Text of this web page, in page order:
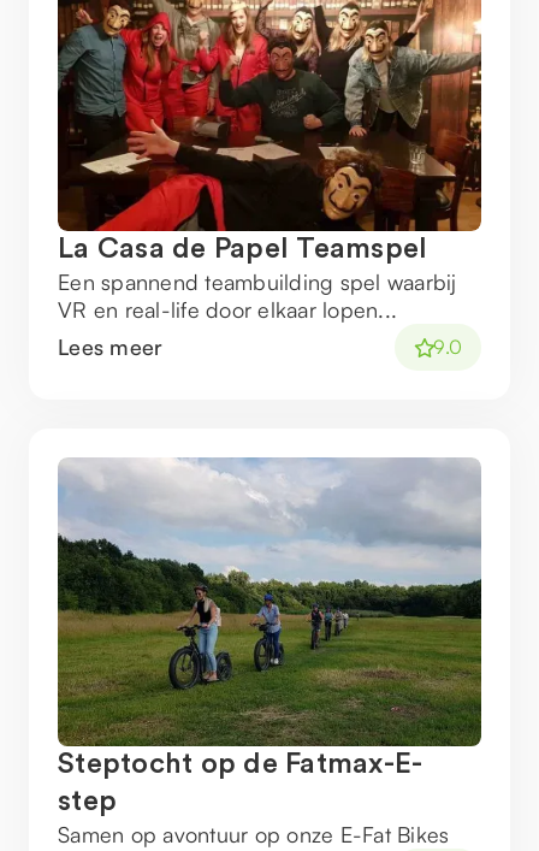
La Casa de Papel Teamspel
Een spannend teambuilding spel waarbij
VR en real-life door elkaar lopen...
Lees meer
9.0
Steptocht op de Fatmax-E-
step
Samen op avontuur op onze E-Fat Bikes